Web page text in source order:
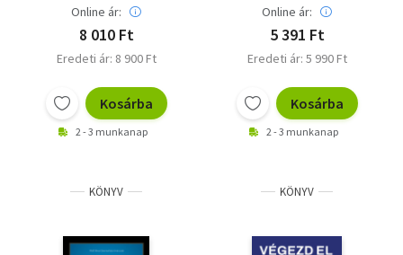
hibaelhárítástól az
innovációig
Online ár:
8 010 Ft
Eredeti ár: 8 900 Ft
Kosárba
2 - 3 munkanap
Online ár:
5 391 Ft
Eredeti ár: 5 990 Ft
Kosárba
2 - 3 munkanap
KÖNYV KÖNYV